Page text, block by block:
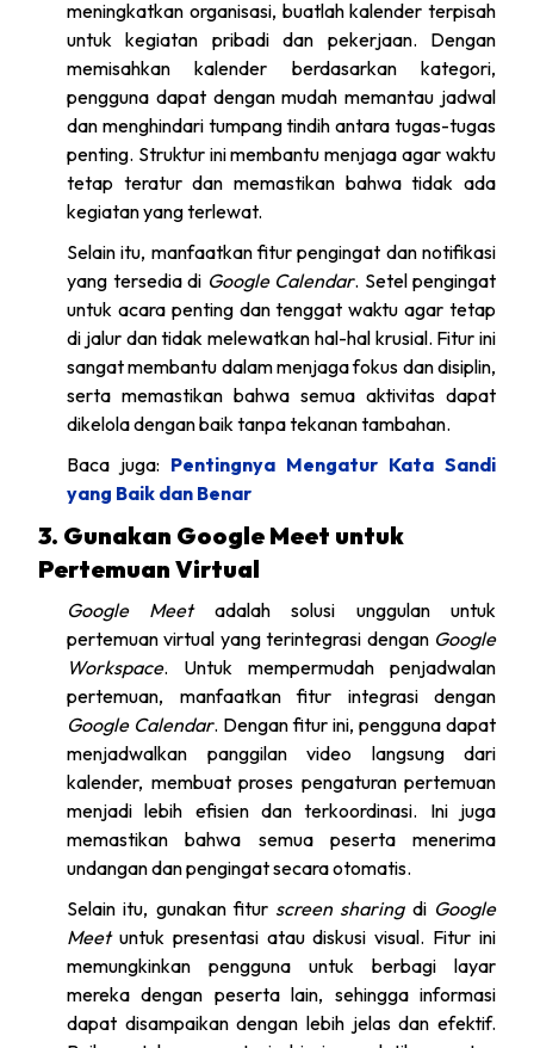
meningkatkan organisasi, buatlah kalender terpisah
untuk kegiatan pribadi dan pekerjaan. Dengan
memisahkan kalender berdasarkan kategori,
pengguna dapat dengan mudah memantau jadwal
dan menghindari tumpang tindih antara tugas-tugas
penting. Struktur ini membantu menjaga agar waktu
tetap teratur dan memastikan bahwa tidak ada
kegiatan yang terlewat.
Selain itu, manfaatkan fitur pengingat dan notifikasi
yang tersedia di Google Calendar. Setel pengingat
untuk acara penting dan tenggat waktu agar tetap
di jalur dan tidak melewatkan hal-hal krusial. Fitur ini
sangat membantu dalam menjaga fokus dan disiplin,
serta memastikan bahwa semua aktivitas dapat
dikelola dengan baik tanpa tekanan tambahan.
Baca juga: Pentingnya Mengatur Kata Sandi
yang Baik dan Benar
3. Gunakan Google Meet untuk
Pertemuan Virtual
Google Meetadalah solusi unggulan untuk
pertemuan virtual yang terintegrasi dengan Google
Workspace. Untuk mempermudah penjadwalan
pertemuan, manfaatkan fitur integrasi dengan
Google Calendar. Dengan fitur ini, pengguna dapat
menjadwalkan panggilan video langsung dari
kalender, membuat proses pengaturan pertemuan
menjadi lebih efisien dan terkoordinasi. Ini juga
memastikan bahwa semua peserta menerima
undangan dan pengingat secara otomatis.
Selain itu, gunakan fitur screen sharingdi Google
Meetuntuk presentasi atau diskusi visual. Fitur ini
memungkinkan pengguna untuk berbagi layar
mereka dengan peserta lain, sehingga informasi
dapat disampaikan dengan lebih jelas dan efektif.